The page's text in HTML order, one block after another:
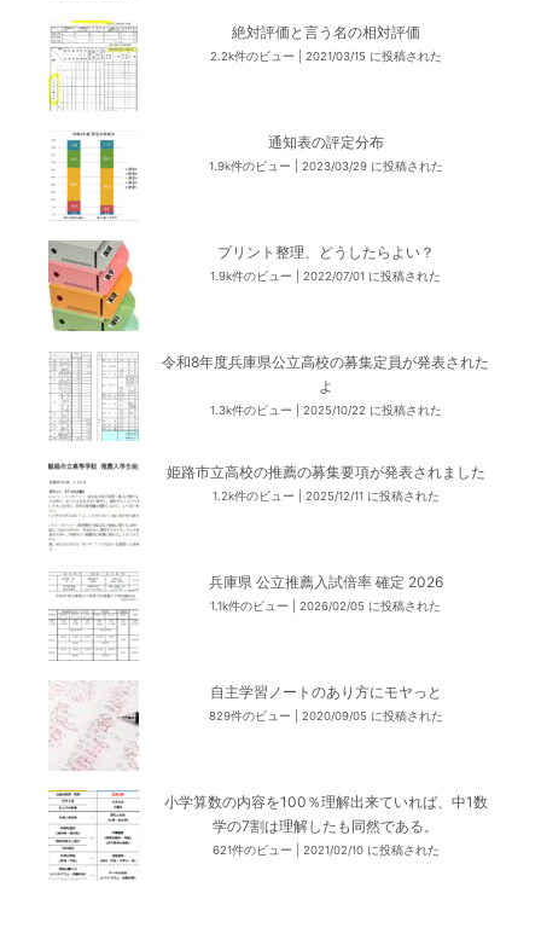
絶対評価と言う名の相対評価
2.2k件のビュー 2021/03/15 に投稿された
通知表の評定分布
1.9k件のビュー 2023/03/29 に投稿された
プリント整理、どうしたらよい？
1.9k件のビュー 2022/07/01 に投稿された
令和8年度兵庫県公立高校の募集定員が発表された
よ
1.3k件のビュー 2025/10/22 に投稿された
姫路市立高校の推薦の募集要項が発表されました
1.2k件のビュー 2025/12/11 に投稿された
兵庫県 公立推薦入試倍率 確定 2026
1.1k件のビュー 2026/02/05 に投稿された
自主学習ノートのあり方にモヤっと
829件のビュー 2020/09/05 に投稿された
小学算数の内容を100％理解出来ていれば、中1数
学の7割は理解したも同然である。
621件のビュー 2021/02/10 に投稿された